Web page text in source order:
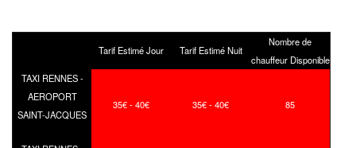
Tarif Estimé Jour Tarif Estimé Nuit
Nombre de
chauffeur Disponible
TAXI RENNES -
AEROPORT
SAINT-JACQUES
35€ - 40€ 35€ - 40€ 85